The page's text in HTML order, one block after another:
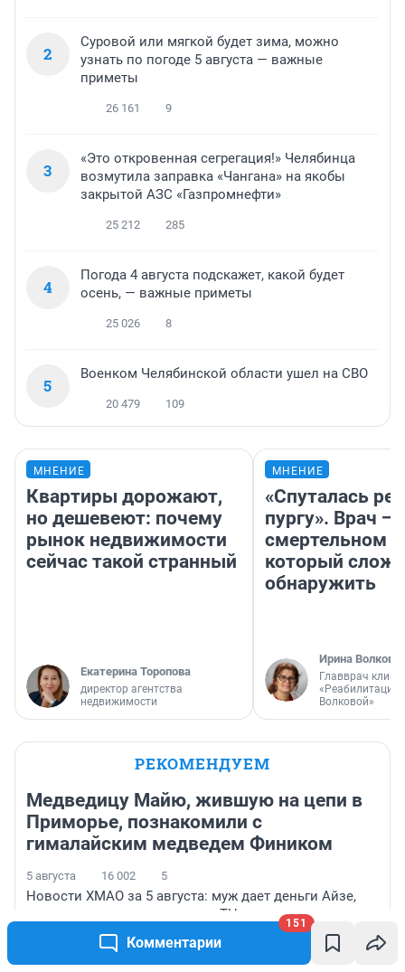
Комментарии
151
2
Суровой или мягкой будет зима, можно
узнать по погоде 5 августа — важные
приметы
26 161 9
3
«Это откровенная сегрегация!» Челябинца
возмутила заправка «Чангана» на якобы
закрытой АЗС «Газпромнефти»
25 212 285
4
Погода 4 августа подскажет, какой будет
осень, — важные приметы
25 026 8
5
Военком Челябинской области ушел на СВО
20 479 109
МНЕНИЕ
Квартиры дорожают,
но дешевеют: почему
рынок недвижимости
сейчас такой странный
Екатерина Торопова
директор агентства
недвижимости
МНЕНИЕ
«Спуталась
пургу». Врач —
смертельном
который
обнаружить
Ирина Волкова
Главврач
«Реабилитация
Волковой»
РЕКОМЕНДУЕМ
Медведицу Майю, жившую на цепи в
Приморье, познакомили с
гималайским медведем Фиником
5 августа 16 002 5
Новости ХМАО за 5 августа: муж дает деньги Айзе,
вартовчанин оголился возле ТЦ, откроются новые
поликлиники